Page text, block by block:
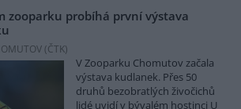
zooparku probíhá první výstava
(ČTK)
V Zooparku Chomutov začala
výstava kudlanek. Přes 50
druhů bezobratlých živočichů
lidé uvidí v bývalém hostinci U